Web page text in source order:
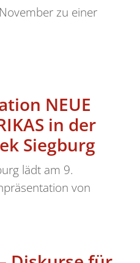
zu einer
NEUE
in der
Siegburg
lädt am 9.
von